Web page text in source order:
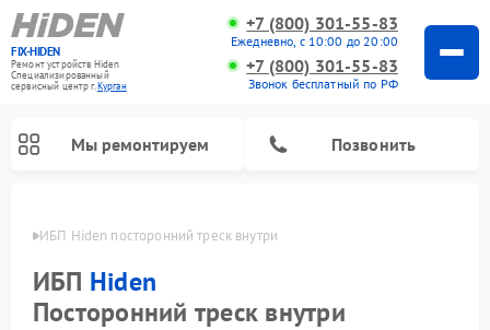
FIX-HIDEN
Ремонт устройств Hiden
Специализированный
cервисный центр г.Курган
+7 (800) 301-55-83
Ежедневно, с 10:00 до 20:00
+7 (800) 301-55-83
Звонок бесплатный по РФ
Мы ремонтируем Позвонить
ИБП Hiden посторонний треск внутри
ИБП Hiden
Посторонний треск внутри